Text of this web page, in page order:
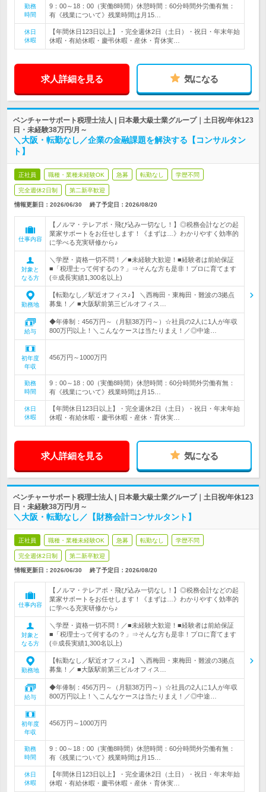
勤務
時間
9：00～18：00（実働8時間）休憩時間：60分時間外労働有無：
有《残業について》残業時間は月15…
休日
休暇
【年間休日123日以上】・完全週休2日（土日）・祝日・年末年始
休暇・有給休暇・慶弔休暇・産休・育休実…
求人詳細を見る 気になる
ベンチャーサポート税理士法人 | 日本最大級士業グループ｜土日祝/年休123
日・未経験38万円/月～
＼大阪・転勤なし／企業の金融課題を解決する【コンサルタン
ト】
正社員 職種・業種未経験OK 急募 転勤なし 学歴不問
完全週休2日制 第二新卒歓迎
情報更新日：2026/06/30 終了予定日： 2026/08/20
仕事内容
【ノルマ・テレアポ・飛び込み一切なし！】◎税務会計などの起
業家サポートをお任せします！《まずは…》わかりやすく効率的
に学べる充実研修から♪
対象と
なる方
＼学歴・資格一切不問！／■未経験大歓迎！■経験者は前給保証
■「税理士って何するの？」⇒そんな方も是非！プロに育てます
(※成長実績1,300名以上)
勤務地
【転勤なし／駅近オフィス♪】 ＼西梅田・東梅田・難波の3拠点
募集！／ ■大阪駅前第三ビルオフィス…
給与
◆年俸制：456万円～（月額38万円～）☆社員の2人に1人が年収
800万円以上！＼こんなケースは当たりまえ！／◎中途…
初年度
年収
456万円～1000万円
勤務
時間
9：00～18：00（実働8時間）休憩時間：60分時間外労働有無：
有《残業について》残業時間は月15…
休日
休暇
【年間休日123日以上】・完全週休2日（土日）・祝日・年末年始
休暇・有給休暇・慶弔休暇・産休・育休実…
求人詳細を見る 気になる
ベンチャーサポート税理士法人 | 日本最大級士業グループ｜土日祝/年休123
日・未経験38万円/月～
＼大阪・転勤なし／【財務会計コンサルタント】
正社員 職種・業種未経験OK 急募 転勤なし 学歴不問
完全週休2日制 第二新卒歓迎
情報更新日：2026/06/30 終了予定日： 2026/08/20
仕事内容
【ノルマ・テレアポ・飛び込み一切なし！】◎税務会計などの起
業家サポートをお任せします！《まずは…》わかりやすく効率的
に学べる充実研修から♪
対象と
なる方
＼学歴・資格一切不問！／■未経験大歓迎！■経験者は前給保証
■「税理士って何するの？」⇒そんな方も是非！プロに育てます
(※成長実績1,300名以上)
勤務地
【転勤なし／駅近オフィス♪】 ＼西梅田・東梅田・難波の3拠点
募集！／ ■大阪駅前第三ビルオフィス…
給与
◆年俸制：456万円～（月額38万円～）☆社員の2人に1人が年収
800万円以上！＼こんなケースは当たりまえ！／◎中途…
初年度
年収
456万円～1000万円
勤務
時間
9：00～18：00（実働8時間）休憩時間：60分時間外労働有無：
有《残業について》残業時間は月15…
休日
休暇
【年間休日123日以上】・完全週休2日（土日）・祝日・年末年始
休暇・有給休暇・慶弔休暇・産休・育休実…